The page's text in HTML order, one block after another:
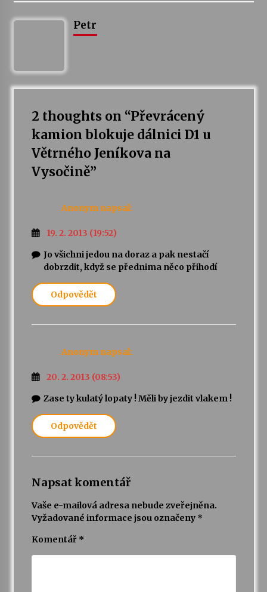
Petr
2 thoughts on “Převrácený
kamion blokuje dálnici D1 u
Větrného Jeníkova na
Vysočině”
Anonym napsal:
19. 2. 2013 (19:52)
Jo všichni jedou na doraz a pak nestačí
dobrzdit, když se přednima něco přihodí
Odpovědět
Anonym napsal:
20. 2. 2013 (08:53)
Zase ty kulatý lopaty ! Měli by jezdit vlakem !
Odpovědět
Napsat komentář
Vaše e-mailová adresa nebude zveřejněna.
Vyžadované informace jsou označeny *
Komentář *